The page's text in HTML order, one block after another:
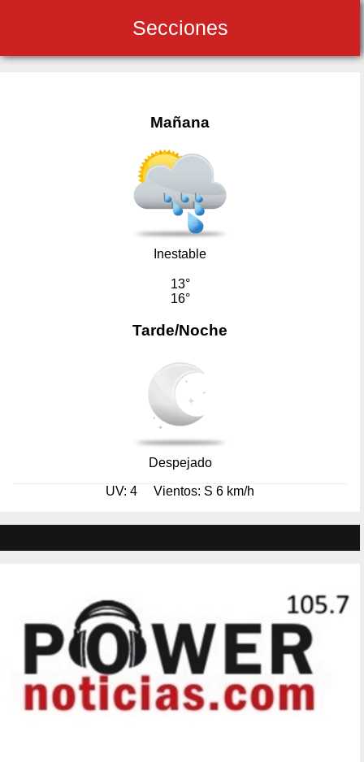
Secciones
Mañana
Inestable
13°
16°
Tarde/Noche
Despejado
UV: 4 Vientos: S 6 km/h